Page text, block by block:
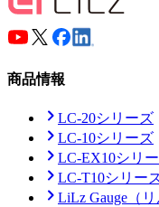
商品情報
LC-20シリーズ
LC-10シリーズ
LC-EX10シリ
LC-T10シリー
LiLz Gauge （